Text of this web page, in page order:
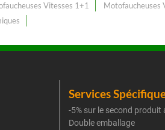
Vitesses 1+1 Motofaucheuses
Services
-5% sur le second produit
Double emballage